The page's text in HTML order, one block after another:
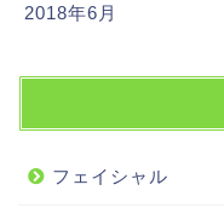
2018年6月
フェイシャル